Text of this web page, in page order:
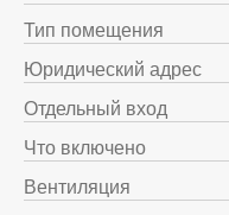
Тип помещения
Юридический адрес
Отдельный вход
Что включено
Вентиляция